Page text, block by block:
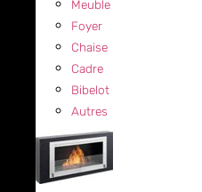
Meuble
Foyer
Chaise
Cadre
Bibelot
Autres